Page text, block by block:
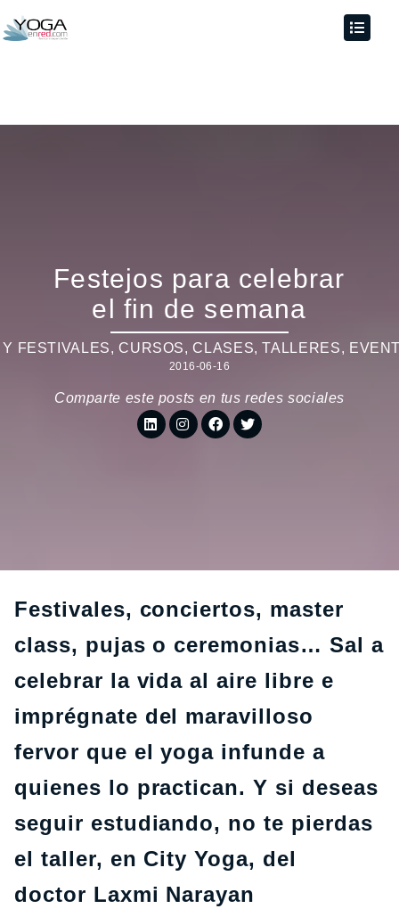
Festejos para celebrar
el fin de semana
FESTIVALES,CURSOS, CLASES, TALLERES,
2016-06-16
Comparte este posts en tus redes sociales
Festivales, conciertos, master
class, pujas o ceremonias… Sal a
celebrar la vida al aire libre e
imprégnate del maravilloso
fervor que el yoga infunde a
quienes lo practican. Y si deseas
seguir estudiando, no te pierdas
el taller, en City Yoga, del
doctor Laxmi Narayan